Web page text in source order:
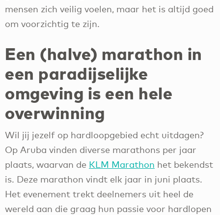
mensen zich veilig voelen, maar het is altijd goed
om voorzichtig te zijn.
Een (halve) marathon in
een paradijselijke
omgeving is een hele
overwinning
Wil jij jezelf op hardloopgebied echt uitdagen?
Op Aruba vinden diverse marathons per jaar
plaats, waarvan de KLM Marathon het bekendst
is. Deze marathon vindt elk jaar in juni plaats.
Het evenement trekt deelnemers uit heel de
wereld aan die graag hun passie voor hardlopen